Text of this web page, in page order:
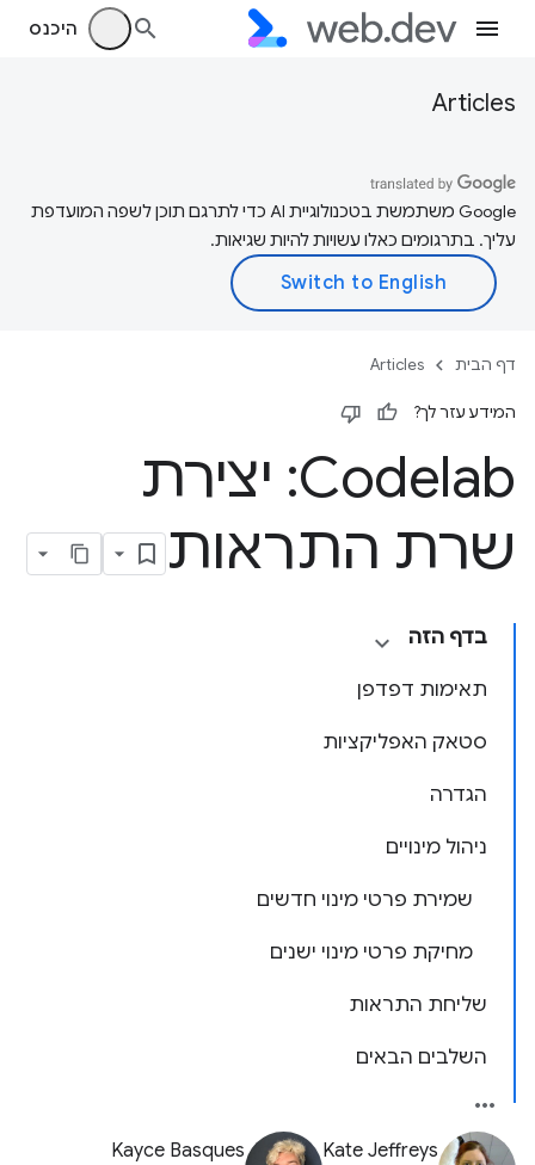
היכנס
Articles
‫Google משתמשת בטכנולוגיית AI כדי לתרגם תוכן לשפה המועדפת
עליך. בתרגומים כאלו עשויות להיות שגיאות.
דף הבית Articles
המידע עזר לך?
Codelab: יצירת
שרת התראות
בדף הזה
תאימות דפדפן
סטאק האפליקציות
הגדרה
ניהול מינויים
שמירת פרטי מינוי חדשים
מחיקת פרטי מינוי ישנים
שליחת התראות
השלבים הבאים
Kate Jeffreys
Kayce Basques